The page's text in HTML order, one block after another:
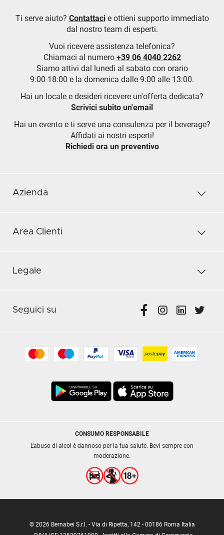
Ti serve aiuto? Contattacie ottieni supporto immediato
dal nostro team di esperti.
Vuoi ricevere assistenza telefonica?
Chiamaci al numero +39 06 4040 2262
Siamo attivi dal lunedì al sabato con orario
9:00-18:00 e la domenica dalle 9:00 alle 13:00.
Hai un locale e desideri ricevere un'offerta dedicata?
Scrivici subito un'email
Hai un evento e ti serve una consulenza per il beverage?
Affidati ai nostri esperti!
Richiedi ora un preventivo
Azienda
Area Clienti
Legale
Seguici su
CONSUMO RESPONSABILE
L’abuso di alcol è dannoso per la tua salute. Bevi sempre con
moderazione.
© 2026 Bernabei S.r.l. - Via di Ripetta, 142 - 00186 Roma Italia